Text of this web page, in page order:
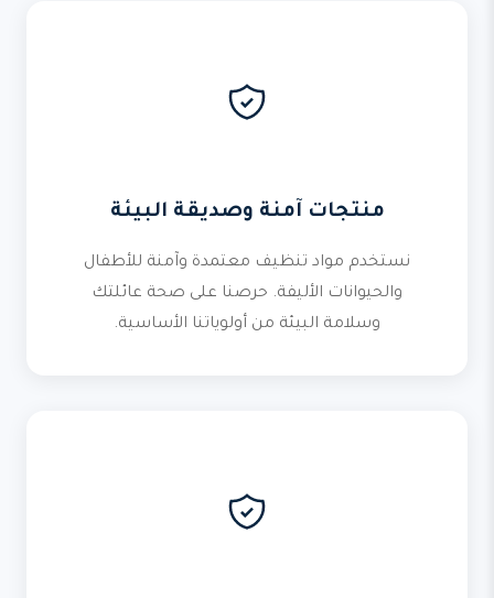
منتجات آمنة وصديقة البيئة
نستخدم مواد تنظيف معتمدة وآمنة للأطفال
والحيوانات الأليفة. حرصنا على صحة عائلتك
وسلامة البيئة من أولوياتنا الأساسية.